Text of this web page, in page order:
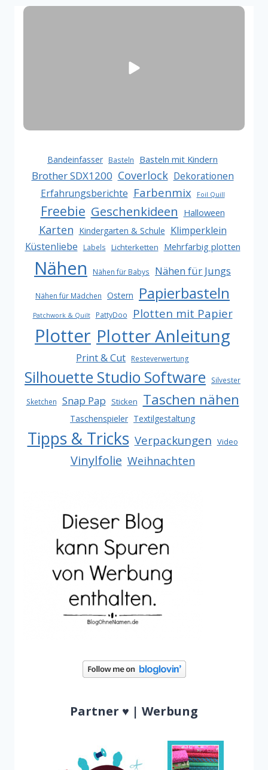
Bandeinfasser Basteln Basteln mit Kindern
Brother SDX1200 Coverlock Dekorationen
Erfahrungsberichte Farbenmix Foil Quill
Freebie Geschenkideen Halloween
Karten Kindergarten & Schule Klimperklein
Küstenliebe
Labels Lichterketten Mehrfarbig plotten
Nähen Nähen für Babys Nähen für Jungs
Nähen für Mädchen Ostern Papierbasteln
Patchwork & Quilt PattyDoo Plotten mit Papier
Plotter Plotter Anleitung
Print & Cut Resteverwertung
Silhouette Studio Software Silvester
Sketchen Snap Pap Sticken Taschen nähen
Taschenspieler Textilgestaltung
Tipps & Tricks Verpackungen Video
Vinylfolie Weihnachten
Partner ♥ | Werbung